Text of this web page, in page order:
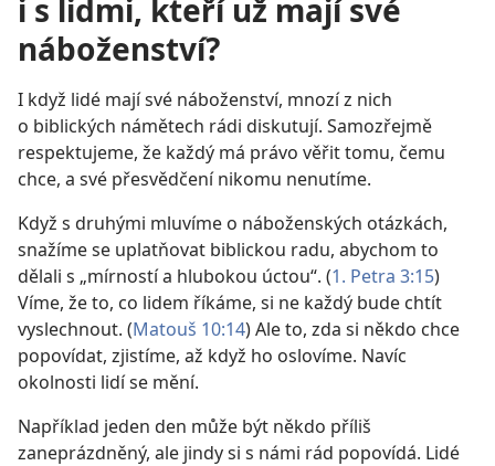
i s lidmi, kteří už mají své
náboženství?
I když lidé mají své náboženství, mnozí z nich
o biblických námětech rádi diskutují. Samozřejmě
respektujeme, že každý má právo věřit tomu, čemu
chce, a své přesvědčení nikomu nenutíme.
Když s druhými mluvíme o náboženských otázkách,
snažíme se uplatňovat biblickou radu, abychom to
dělali s „mírností a hlubokou úctou“. (1. Petra 3:15)
Víme, že to, co lidem říkáme, si ne každý bude chtít
vyslechnout. (Matouš 10:14) Ale to, zda si někdo chce
popovídat, zjistíme, až když ho oslovíme. Navíc
okolnosti lidí se mění.
Například jeden den může být někdo příliš
zaneprázdněný, ale jindy si s námi rád popovídá. Lidé